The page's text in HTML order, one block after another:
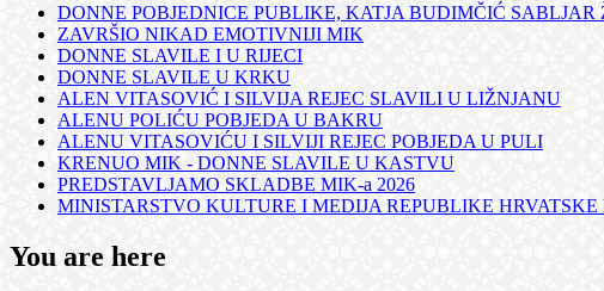
DONNE POBJEDNICE PUBLIKE, KATJA BUDIMČIĆ SABLJAR
ZAVRŠIO NIKAD EMOTIVNIJI MIK
DONNE SLAVILE I U RIJECI
DONNE SLAVILE U KRKU
ALEN VITASOVIĆ I SILVIJA REJEC SLAVILI U LIŽNJANU
ALENU POLIĆU POBJEDA U BAKRU
ALENU VITASOVIĆU I SILVIJI REJEC POBJEDA U PULI
KRENUO MIK - DONNE SLAVILE U KASTVU
PREDSTAVLJAMO SKLADBE MIK-a 2026
MINISTARSTVO KULTURE I MEDIJA REPUBLIKE HRVATSKE
You are here